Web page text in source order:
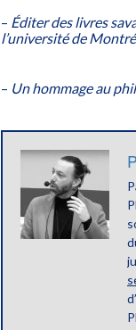
– Éditer des livres
l’université de
– Un hommage au
d’